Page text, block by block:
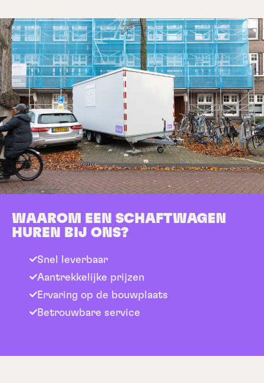
WAAROM EEN SCHAFTWAGEN
HUREN BIJ ONS?
Snel leverbaar
Aantrekkelijke prijzen
Ervaring op de bouwplaats
Betrouwbare service